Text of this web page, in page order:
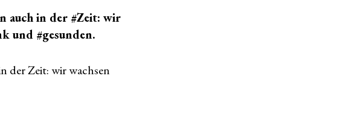
auch in der #Zeit: wir
und #gesunden.
der Zeit: wir wachsen